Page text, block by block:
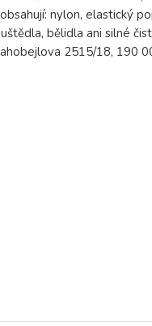
nylon, elastický
bělidla ani silné
2515/18, 190